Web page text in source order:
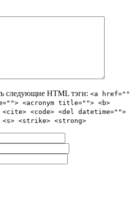
следующие HTML тэги: <a href=""
<acronym title=""> <b>
<code> <del datetime="">
<strike> <strong>